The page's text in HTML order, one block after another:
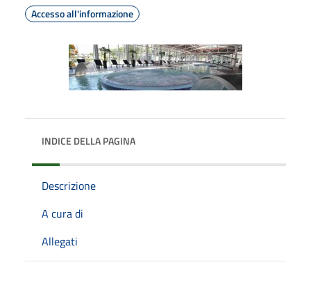
Accesso all'informazione
INDICE DELLA PAGINA
Descrizione
A cura di
Allegati